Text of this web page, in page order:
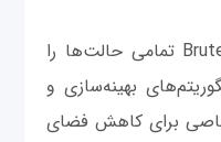
روش کار: الگوریتم Brute Force تمامی حالت‌ها را
بهینه‌سازی و
برای کاهش فضای